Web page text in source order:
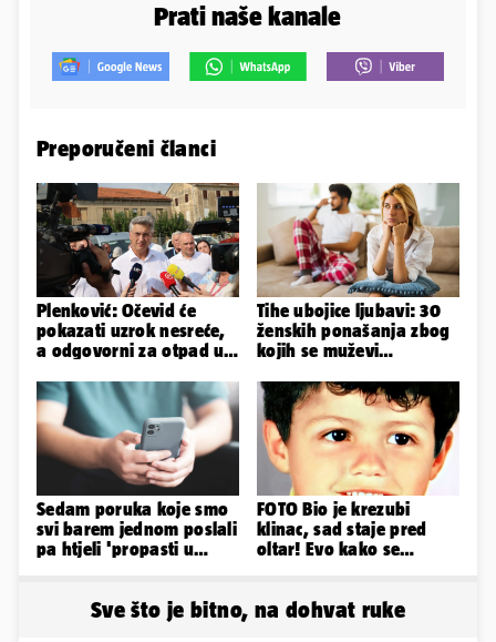
Prati naše kanale
Preporučeni članci
Plenković: Očevid će
pokazati uzrok nesreće,
a odgovorni za otpad u
Tihe ubojice ljubavi: 30
ženskih ponašanja zbog
kojih se muževi
Sedam poruka koje smo
svi barem jednom poslali
pa htjeli 'propasti u
FOTO Bio je krezubi
klinac, sad staje pred
oltar! Evo kako se
Sve što je bitno, na dohvat ruke